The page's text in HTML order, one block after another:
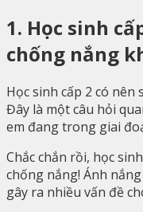
1. Học sinh
chống nắng
Học sinh cấp 2 có
Đây là một câu hỏi
em đang trong giai
Chắc chắn rồi, học
chống nắng! Ánh
gây ra nhiều vấn đề